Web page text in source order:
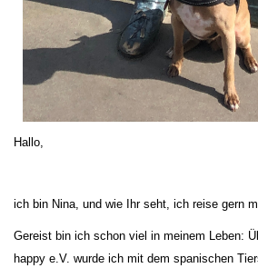
Hallo,
ich bin Nina, und wie Ihr seht, ich reise gern
Gereist bin ich schon viel in meinem Leben:
happy e.V. wurde ich mit dem spanischen